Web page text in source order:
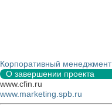
Корпоративный менеджмент
О завершении проекта
www.cfin.ru
www.marketing.spb.ru